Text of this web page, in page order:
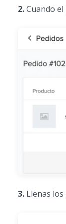
2.Cuando el
3. Llenas